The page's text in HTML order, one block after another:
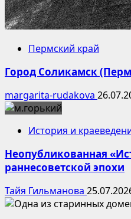
Пермский край
Город Соликамск
margarita-rudakova
История и
Неопубликованная
раннесоветской эпохи
Тайя Гильманова